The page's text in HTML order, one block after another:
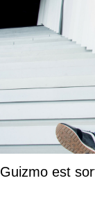
Guizmo est